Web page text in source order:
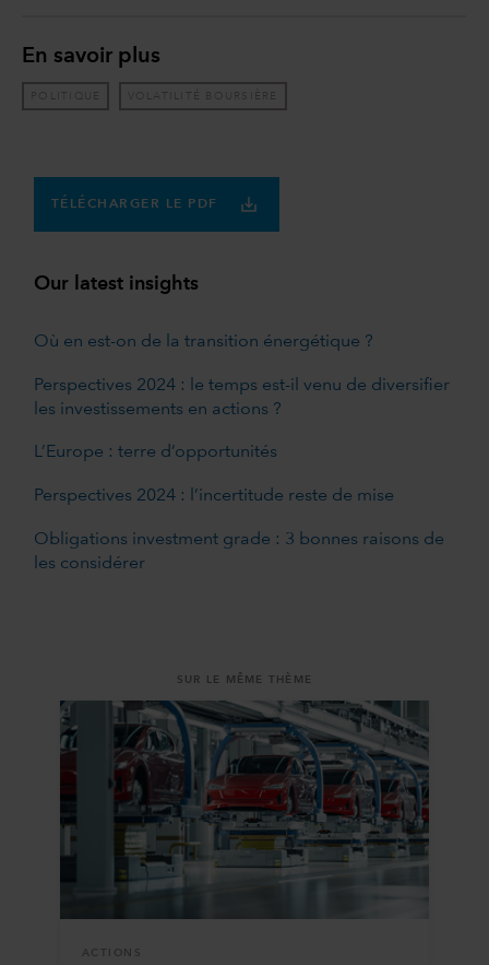
En savoir plus
POLITIQUE VOLATILITÉ BOURSIÈRE
TÉLÉCHARGER LE PDF
Our latest insights
Où en est-on de la transition énergétique ?
Perspectives 2024 : le temps est-il venu de diversifier
les investissements en actions ?
L’Europe : terre d’opportunités
Perspectives 2024 : l’incertitude reste de mise
Obligations investment grade : 3 bonnes raisons de
les considérer
SUR LE MÊME THÈME
ACTIONS